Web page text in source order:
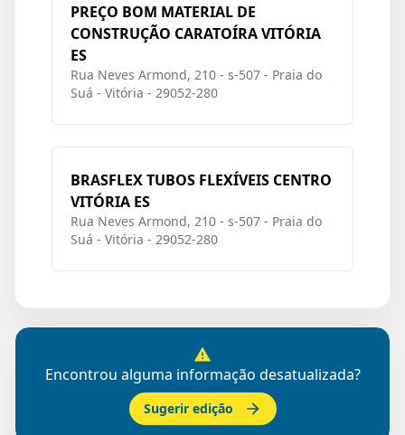
PREÇO BOM MATERIAL DE
CONSTRUÇÃO CARATOÍRA VITÓRIA
ES
Rua Neves Armond, 210 - s-507 - Praia do
Suá - Vitória - 29052-280
BRASFLEX TUBOS FLEXÍVEIS CENTRO
VITÓRIA ES
Rua Neves Armond, 210 - s-507 - Praia do
Suá - Vitória - 29052-280
Encontrou alguma informação desatualizada?
Sugerir edição